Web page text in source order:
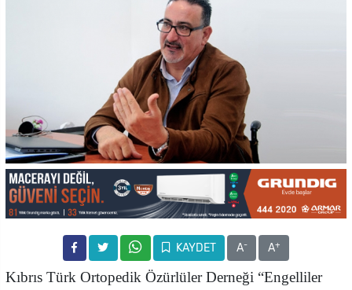
KAYDET A- A+
Kıbrıs Türk Ortopedik Özürlüler Derneği “Engelliler